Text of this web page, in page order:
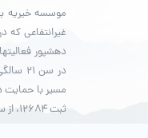
موسسه خیریه
دهش­پور
در سن
مسیر با حمایت
ثبت ۱۲۶۸۴، از سال ۱۳۷۹ تاکنون ادامه دارد.